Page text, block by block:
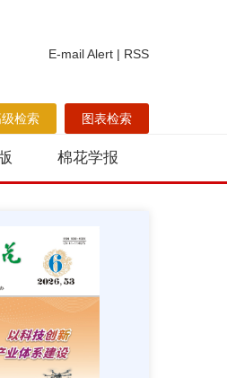
E-mail Alert | RSS
图表检索
检索
棉花学报